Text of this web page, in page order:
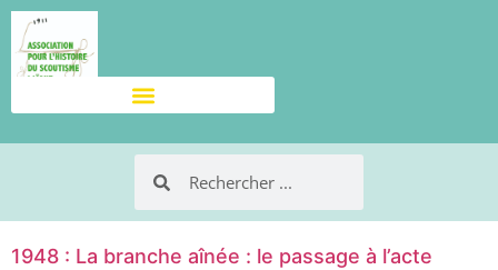
1948 : La branche aînée : le passage à l’acte